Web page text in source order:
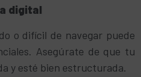
digital
o difícil de navegar puede
Asegúrate de que tu
y esté bien estructurada.